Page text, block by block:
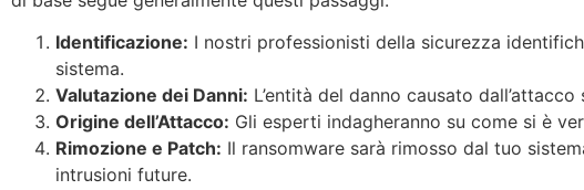
Identificazione: I nostri professionisti della sicurezza
sistema.
Valutazione dei Danni: L’entità del danno causato
Origine dell’Attacco: Gli esperti indagheranno su come si è
Rimozione e Patch: Il ransomware sarà rimosso dal tuo
intrusioni future.